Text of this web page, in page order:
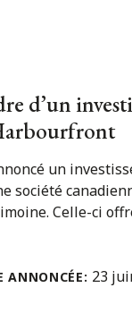
d’un
un
société
Celle-ci
ANNONCÉE: 23